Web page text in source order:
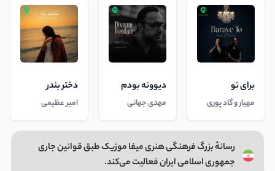
برای تو
مهیار و گاد پوری
دیوونه بودم
مهدی جهانی
دختر بندر
امیر عظیمی
رسانهٔ بزرگ فرهنگی هنری میفا موزیک طبق قوانین جاری
جمهوری اسلامی ایران فعالیت می‌کند.